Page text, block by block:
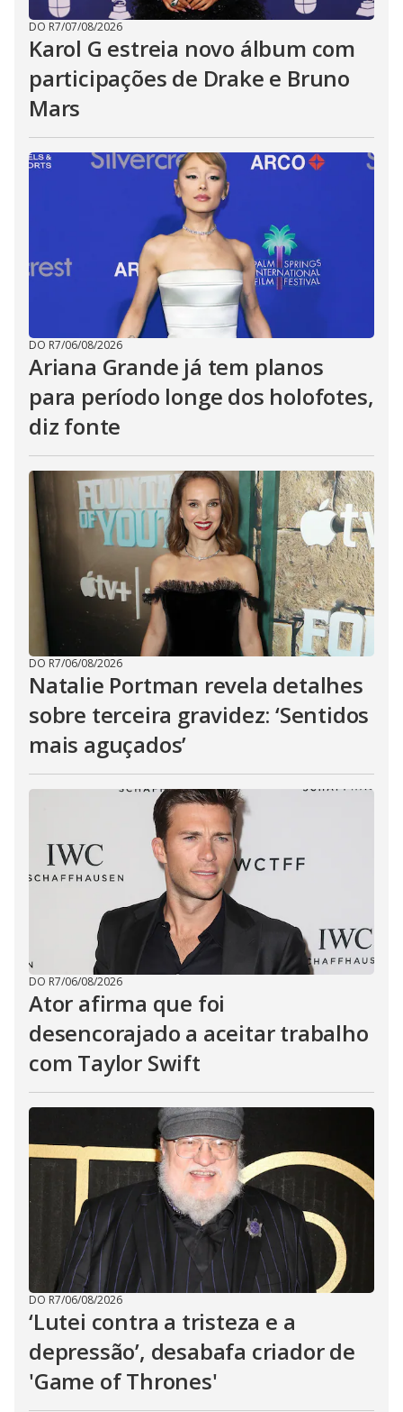
DO R7/07/08/2026
Karol G estreia novo álbum com
participações de Drake e Bruno
Mars
DO R7/06/08/2026
Ariana Grande já tem planos
para período longe dos holofotes,
diz fonte
DO R7/06/08/2026
Natalie Portman revela detalhes
sobre terceira gravidez: ‘Sentidos
mais aguçados’
DO R7/06/08/2026
Ator afirma que foi
desencorajado a aceitar trabalho
com Taylor Swift
DO R7/06/08/2026
‘Lutei contra a tristeza e a
depressão’, desabafa criador de
'Game of Thrones'